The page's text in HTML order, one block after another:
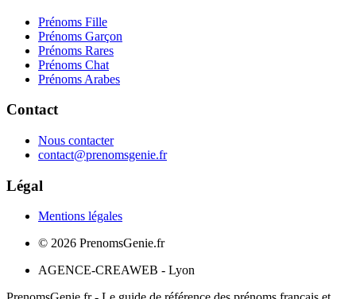
Prénoms Fille
Prénoms Garçon
Prénoms Rares
Prénoms Chat
Prénoms Arabes
Contact
Nous contacter
contact@prenomsgenie.fr
Légal
Mentions légales
© 2026 PrenomsGenie.fr
AGENCE-CREAWEB - Lyon